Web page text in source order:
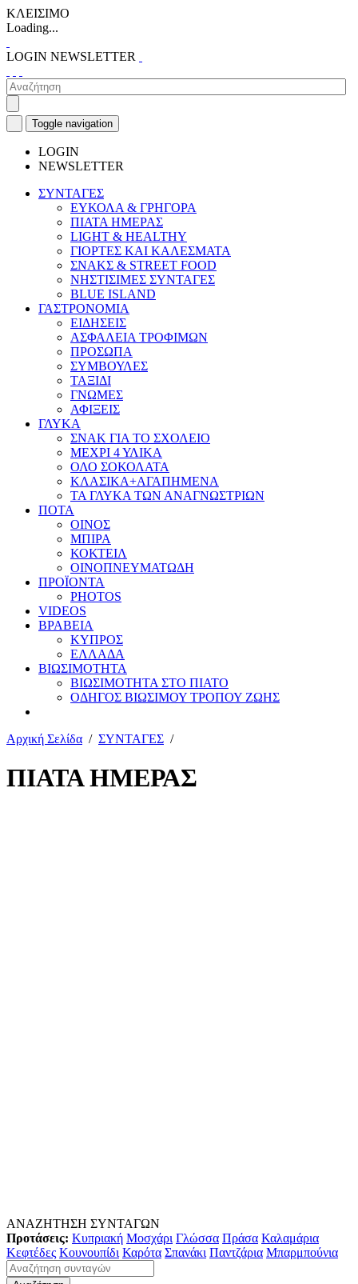
ΚΛΕΙΣΙΜΟ
Loading...
LOGIN NEWSLETTER
Toggle navigation
LOGIN
NEWSLETTER
ΣΥΝΤΑΓΕΣ
ΕΥΚΟΛΑ & ΓΡΗΓΟΡΑ
ΠΙΑΤΑ ΗΜΕΡΑΣ
LIGHT & HEALTHY
ΓΙΟΡΤΕΣ ΚΑΙ ΚΑΛΕΣΜΑΤΑ
ΣΝΑΚΣ & STREET FOOD
ΝΗΣΤΙΣΙΜΕΣ ΣΥΝΤΑΓΕΣ
BLUE ISLAND
ΓΑΣΤΡΟΝΟΜΙΑ
ΕΙΔΗΣΕΙΣ
ΑΣΦΑΛΕΙΑ ΤΡΟΦΙΜΩΝ
ΠΡΟΣΩΠΑ
ΣΥΜΒΟΥΛΕΣ
ΤΑΞΙΔΙ
ΓΝΩΜΕΣ
ΑΦΙΞΕΙΣ
ΓΛΥΚΑ
ΣΝΑΚ ΓΙΑ ΤΟ ΣΧΟΛΕΙΟ
ΜΕΧΡΙ 4 ΥΛΙΚΑ
ΟΛΟ ΣΟΚΟΛΑΤΑ
ΚΛΑΣΙΚΑ+ΑΓΑΠΗΜΕΝΑ
ΤΑ ΓΛΥΚΑ ΤΩΝ ΑΝΑΓΝΩΣΤΡΙΩΝ
ΠΟΤΑ
ΟΙΝΟΣ
ΜΠΙΡΑ
ΚΟΚΤΕΙΛ
ΟΙΝΟΠΝΕΥΜΑΤΩΔΗ
ΠΡΟΪΟΝΤΑ
PHOTOS
VIDEOS
ΒΡΑΒΕΙΑ
ΚΥΠΡΟΣ
ΕΛΛΑΔΑ
ΒΙΩΣΙΜΟΤΗΤΑ
ΒΙΩΣΙΜΟΤΗΤΑ ΣΤΟ ΠΙΑΤΟ
ΟΔΗΓΟΣ ΒΙΩΣΙΜΟΥ ΤΡΟΠΟΥ ΖΩΗΣ
Αρχική Σελίδα / ΣΥΝΤΑΓΕΣ /
ΠΙΑΤΑ ΗΜΕΡΑΣ
ΑΝΑΖΗΤΗΣΗ ΣΥΝΤΑΓΩΝ
Προτάσεις: Κυπριακή Μοσχάρι Γλώσσα Πράσα Καλαμάρια
Κεφτέδες Κουνουπίδι Καρότα Σπανάκι Παντζάρια Μπαρμπούνια